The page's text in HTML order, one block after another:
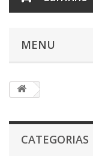
MENU
CATEGORIAS